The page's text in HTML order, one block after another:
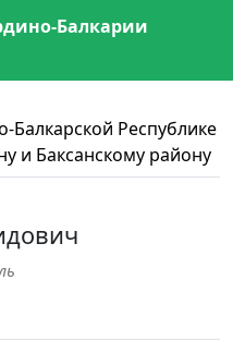
Балкарии
Республике
и Баксанскому району